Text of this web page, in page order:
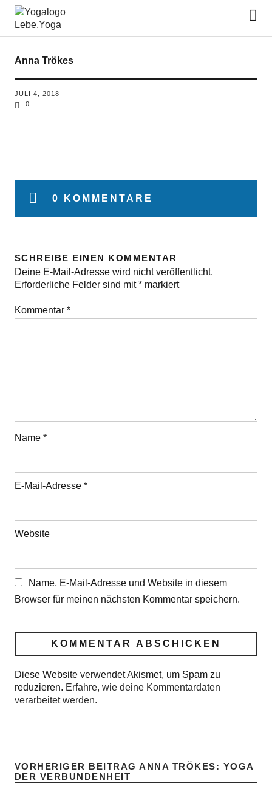
Lebe.Yoga: der Yoga Blog | das
Yoga Magazin
Anna Trökes
JULI 4, 2018
0
0 KOMMENTARE
SCHREIBE EINEN KOMMENTAR
Deine E-Mail-Adresse wird nicht veröffentlicht.
Erforderliche Felder sind mit*markiert
Kommentar *
Name *
E-Mail-Adresse *
Website
Name, E-Mail-Adresse und Website in diesem
Browser für meinen nächsten Kommentar speichern.
Diese Website verwendet Akismet, um Spam zu
reduzieren. Erfahre, wie deine Kommentardaten
verarbeitet werden.
VORHERIGER BEITRAG ANNA TRÖKES: YOGA
DER VERBUNDENHEIT